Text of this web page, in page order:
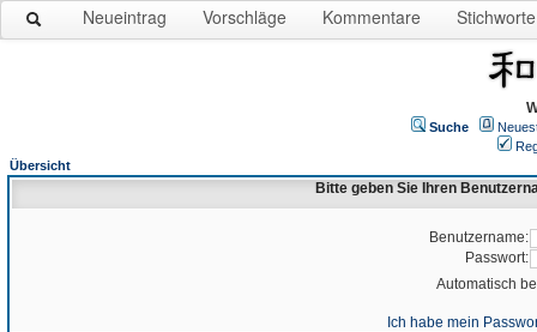
Neueintrag Vorschläge Kommentare Stichworte
Suche
Übersicht
Bitte geben Sie Ihren
Benutzername:
Passwort:
Automatisch
Ich habe mein